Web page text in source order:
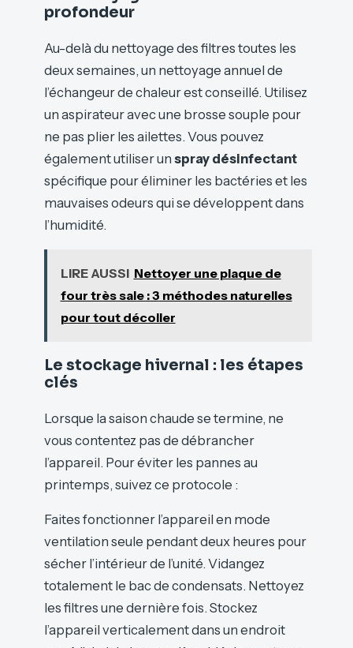
profondeur
Au-delà du nettoyage des filtres toutes les
deux semaines, un nettoyage annuel de
l’échangeur de chaleur est conseillé. Utilisez
un aspirateur avec une brosse souple pour
ne pas plier les ailettes. Vous pouvez
également utiliser un spray désinfectant
spécifique pour éliminer les bactéries et les
mauvaises odeurs qui se développent dans
l’humidité.
LIRE AUSSI Nettoyer une plaque de
four très sale : 3 méthodes naturelles
pour tout décoller
Le stockage hivernal : les étapes
clés
Lorsque la saison chaude se termine, ne
vous contentez pas de débrancher
l’appareil. Pour éviter les pannes au
printemps, suivez ce protocole :
Faites fonctionner l’appareil en mode
ventilation seule pendant deux heures pour
sécher l’intérieur de l’unité. Vidangez
totalement le bac de condensats. Nettoyez
les filtres une dernière fois. Stockez
l’appareil verticalement dans un endroit